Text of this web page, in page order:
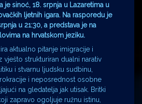
je sinoć, 18. srpnja u Lazaretima u
ljetnih igara. Na rasporedu je
u 21:30, a predstava je na
na hrvatskom jeziku.
aktualno pitanje imigracije i
vješto strukturiran dualni narativ
i stvarnu ljudsku sudbinu,
i neposrednost osobne
na gledatelja jak utisak. Britki
zapravo ogoljuje ružnu istinu,